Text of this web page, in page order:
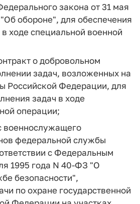
закона от 31 мая
обороне", для обеспечения
ходе специальной военной
о добровольном
задач, возложенных на
Российской Федерации, для
задач в ходе
операции;
военнослужащего
федеральной службы
с Федеральным
1995 года N 40-ФЗ "О
безопасности",
по охране государственной